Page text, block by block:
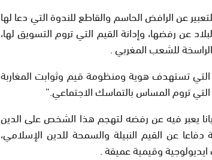
عن الرافض الحاسم والقاطع للندوة التي دعا لها
عن رفضها، وإدانة القيم التي تروم التسويق لها،
للشعب المغربي .
التي تستهدف هوية ومنظومة قيم وثوابت المغاربة
تروم المساس بالتماسك الاجتماعي.”
يعبر فيه عن رفضه لتهجم هذا الشخص على الدين
عن القيم النبيلة والسمحة للدين الإسلامي،
وقيمية عميقة .